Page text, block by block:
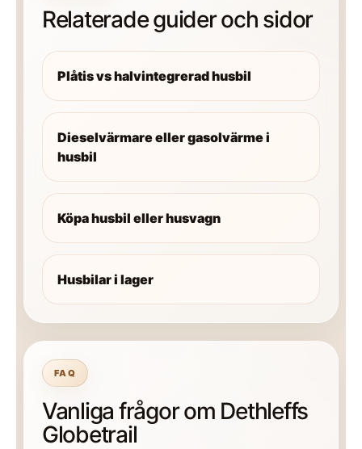
Relaterade guider och sidor
Plåtis vs halvintegrerad husbil
Dieselvärmare eller gasolvärme i
husbil
Köpa husbil eller husvagn
Husbilar i lager
FAQ
Vanliga frågor om Dethleffs
Globetrail